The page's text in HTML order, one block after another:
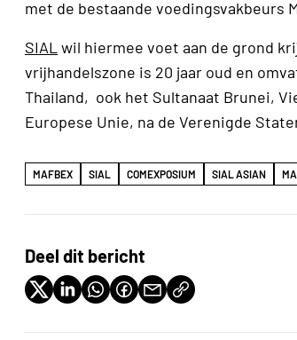
met de bestaande voedingsvakbeurs
SIAL wil hiermee voet aan de grond
vrijhandelszone is 20 jaar oud en
Thailand, ook het Sultanaat Brunei,
Europese Unie, na de Verenigde
MAFBEX SIAL COMEXPOSIUM SIAL ASIAN
Deel dit bericht